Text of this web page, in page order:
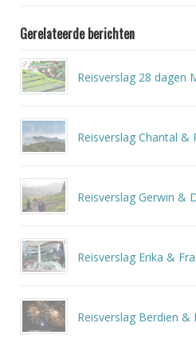
Gerelateerde berichten
Reisverslag 28 dagen
Reisverslag Chantal &
Reisverslag Gerwin &
Reisverslag Erika &
Reisverslag Berdien &